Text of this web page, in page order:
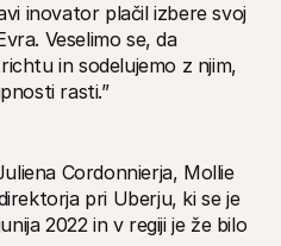
inovator plačil izbere svoj
Veselimo se, da
in sodelujemo z njim,
rasti.”
Cordonnierja, Mollie
pri Uberju, ki se je
2022 in v regiji je že bilo